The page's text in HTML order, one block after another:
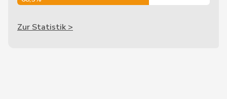
Zur Statistik >